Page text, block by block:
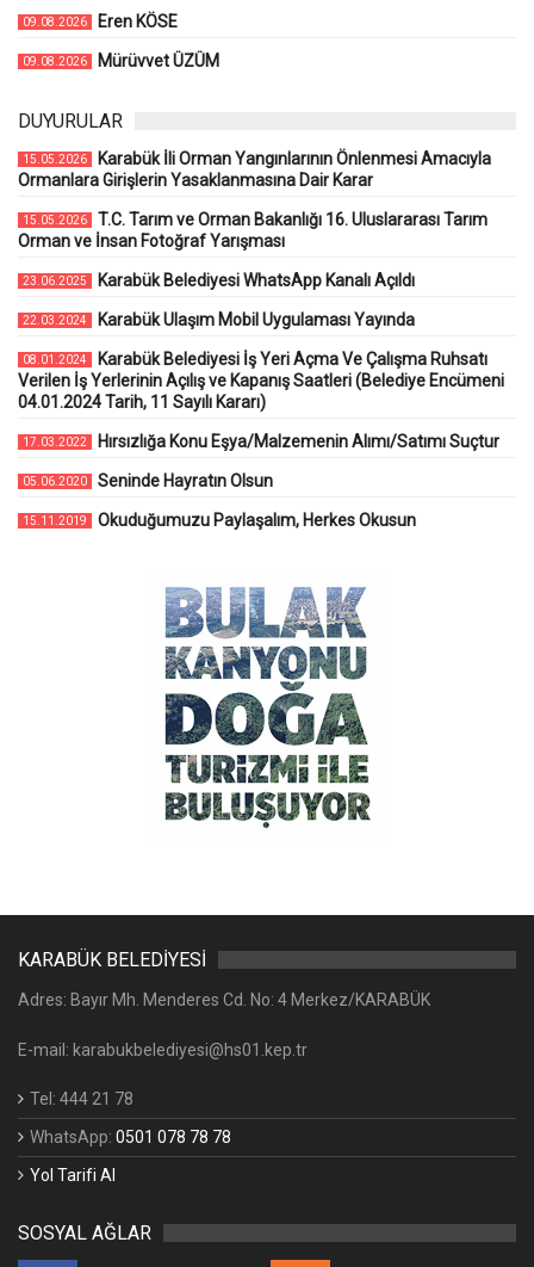
09.08.2026 Eren KÖSE
09.08.2026 Mürüvvet ÜZÜM
DUYURULAR
15.05.2026
Karabük İli Orman Yangınlarının Önlenmesi Amacıyla
Ormanlara Girişlerin Yasaklanmasına Dair Karar
15.05.2026
T.C. Tarım ve Orman Bakanlığı 16. Uluslararası Tarım
Orman ve İnsan Fotoğraf Yarışması
23.06.2025 Karabük Belediyesi WhatsApp Kanalı Açıldı
22.03.2024 Karabük Ulaşım Mobil Uygulaması Yayında
08.01.2024
Karabük Belediyesi İş Yeri Açma Ve Çalışma Ruhsatı
Verilen İş Yerlerinin Açılış ve Kapanış Saatleri (Belediye Encümeni
04.01.2024 Tarih, 11 Sayılı Kararı)
17.03.2022 Hırsızlığa Konu Eşya/Malzemenin Alımı/Satımı Suçtur
05.06.2020 Seninde Hayratın Olsun
15.11.2019 Okuduğumuzu Paylaşalım, Herkes Okusun
KARABÜK BELEDİYESİ
Adres: Bayır Mh. Menderes Cd. No: 4 Merkez/KARABÜK
E-mail: karabukbelediyesi@hs01.kep.tr
Tel: 444 21 78
WhatsApp: 0501 078 78 78
Yol Tarifi Al
SOSYAL AĞLAR